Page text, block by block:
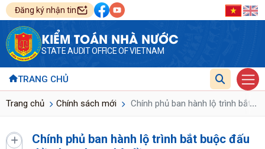
Đăng ký nhận tin
KIỂM TOÁN NHÀ NƯỚC
STATE AUDIT OFFICE OF VIETNAM
TRANG CHỦ
Trang chủ Chính sách mới Chính phủ ban hành lộ trình bắt...
Chính phủ ban hành lộ trình bắt buộc đấu